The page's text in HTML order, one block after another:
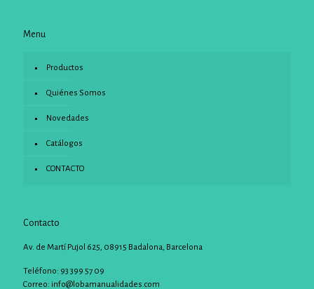
Menu
Productos
Quiénes Somos
Novedades
Catálogos
CONTACTO
Contacto
Av. de Martí Pujol 625, 08915 Badalona, Barcelona
Teléfono: 93 399 57 09
Correo: info@lobamanualidades.com